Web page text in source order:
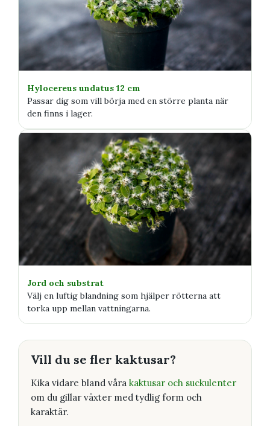
Hylocereus undatus 12 cm
Passar dig som vill börja med en större planta när
den finns i lager.
Jord och substrat
Välj en luftig blandning som hjälper rötterna att
torka upp mellan vattningarna.
Vill du se fler kaktusar?
Kika vidare bland våra kaktusar och suckulenter
om du gillar växter med tydlig form och
karaktär.